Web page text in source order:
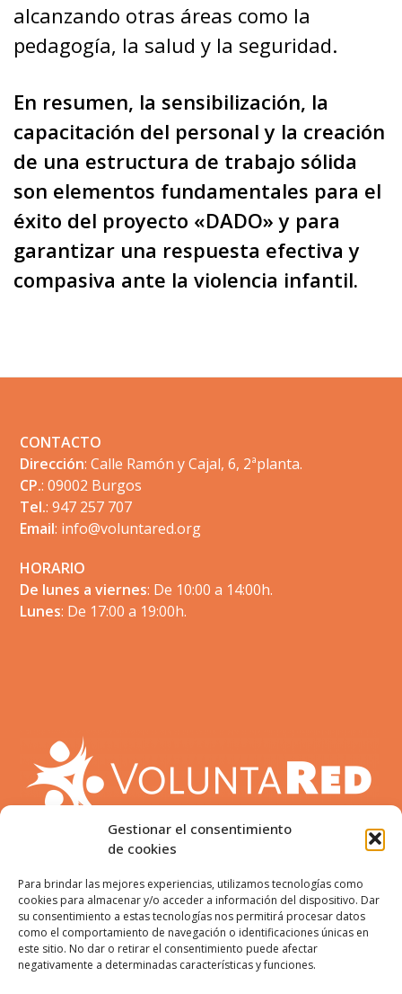
Gestionar el consentimiento
de cookies
Para brindar las mejores experiencias, utilizamos tecnologías como
cookies para almacenar y/o acceder a información del dispositivo. Dar
su consentimiento a estas tecnologías nos permitirá procesar datos
como el comportamiento de navegación o identificaciones únicas en
este sitio. No dar o retirar el consentimiento puede afectar
negativamente a determinadas características y funciones.
alcanzando otras áreas como la
pedagogía, la salud y la seguridad.
En resumen, la sensibilización, la
capacitación del personal y la creación
de una estructura de trabajo sólida
son elementos fundamentales para el
éxito del proyecto «DADO» y para
garantizar una respuesta efectiva y
compasiva ante la violencia infantil.
CONTACTO
Dirección: Calle Ramón y Cajal, 6, 2ªplanta.
CP.: 09002 Burgos
Tel.: 947 257 707
Email: info@voluntared.org
HORARIO
De lunes a viernes: De 10:00 a 14:00h.
Lunes: De 17:00 a 19:00h.
ENCUÉNTRANOS: